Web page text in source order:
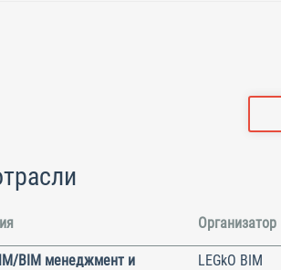
Организатор
BIM менеджмент и
LEGkO BIM